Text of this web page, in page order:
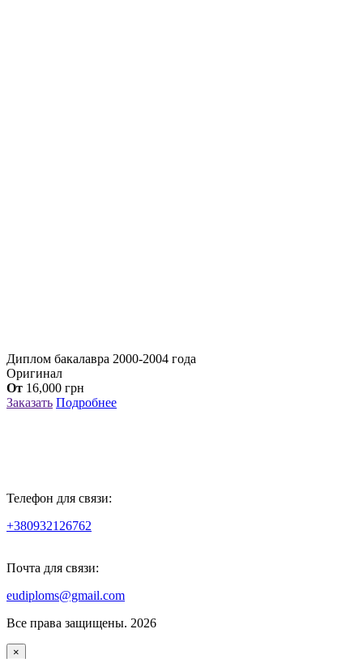
Диплом бакалавра 2000-2004 года
Оригинал
От 16,000 грн
Заказать Подробнее
Телефон для связи:
+380932126762
Почта для связи:
eudiploms@gmail.com
Все права защищены. 2026
×